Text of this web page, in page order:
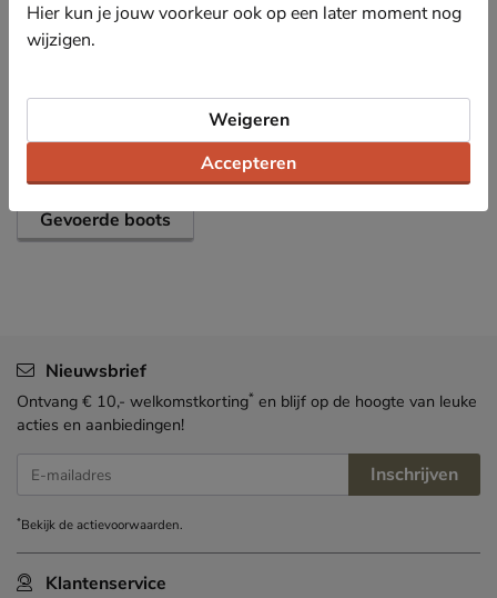
Specificaties
Schoenen
Boots
Gevoerde boots
Klantenservice
Nieuwsbrief
Ontvang € 10,- welkomstkorting* en blijf op de hoogte van leuke
acties en aanbiedingen!
E-mailadres Inschrijven
*Bekijk deactievoorwaarden.
Hier kun je jouw voorkeur ook op een later moment nog
wijzigen.
Accepteren
Weigeren